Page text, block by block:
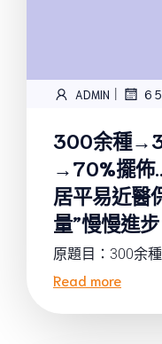
ADMIN | 6
300余種
→70%擺佈
居平易近醫
量”慢慢進步
原題目：300余
Read more